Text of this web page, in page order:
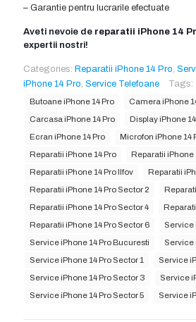
– Garantie pentru lucrarile efectuate
Aveti nevoie de reparatii iPhone 14
expertii nostri!
Categories: Reparatii iPhone 14 Pro,
iPhone 14 Pro, Service Telefoane Tags:
Butoane iPhone 14 Pro Camera iPhone
Carcasa iPhone 14 Pro Display iPhone
Ecran iPhone 14 Pro Microfon iPhone 14
Reparatii iPhone 14 Pro Reparatii iPhone
Reparatii iPhone 14 Pro Ilfov Reparatii
Reparatii iPhone 14 Pro Sector 2
Reparatii iPhone 14 Pro Sector 4
Reparatii iPhone 14 Pro Sector 6 Service
Service iPhone 14 Pro Bucuresti Service
Service iPhone 14 Pro Sector 1 Service
Service iPhone 14 Pro Sector 3 Service
Service iPhone 14 Pro Sector 5 Service